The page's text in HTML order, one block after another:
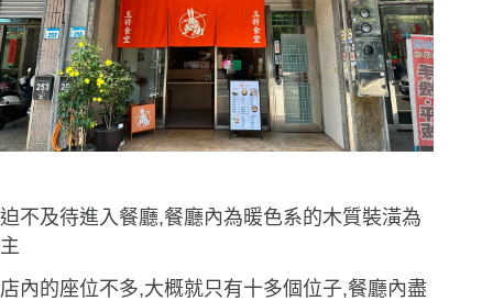
迫不及待進入餐廳,餐廳內為暖色系的木質裝潢為
主
店內的座位不多,大概就只有十多個位子,餐廳內盡